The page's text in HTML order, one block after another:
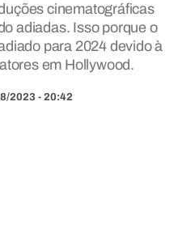
cinematográficas
adiadas. Isso porque o
para 2024 devido à
em Hollywood.
2023 - 20:42